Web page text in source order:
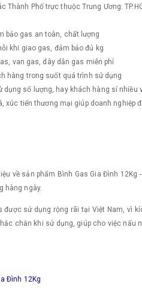
Thành Phố trực thuộc Trung Ương:
bảo gas an toàn, chất lượng
khi giao gas, đảm bảo đủ kg
van gas, dây dẫn gas miễn phí
hàng trong suốt quá trình sử dụng
dụng số lượng, hay khách hàng sỉ
xúc tiến thương mại giúp doanh nghiệp
về sản phẩm Bình Gas Gia Đình
hàng ngày.
được sử dụng rộng rãi tại Việt Nam,
chắn khi sử dụng, giúp cho việc
Đình 12Kg